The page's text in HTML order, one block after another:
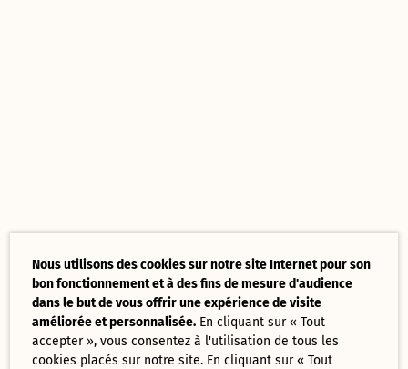
Nous utilisons des cookies sur notre site Internet pour son
bon fonctionnement et à des fins de mesure d'audience
dans le but de vous offrir une expérience de visite
améliorée et personnalisée. En cliquant sur « Tout
accepter », vous consentez à l'utilisation de tous les
cookies placés sur notre site. En cliquant sur « Tout